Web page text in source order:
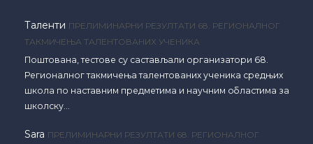
Таленти ПРЕЛИМИНАРНИ РЕЗУЛТАТИ 68. РЕГИОНАЛНОГ
ТАКМИЧЕЊА ТАЛЕНТОВАНИХ УЧЕНИКА
Поштована, тестове су састављали организатори 68.
Регионалног такмичења талентованих ученика средњих
школа по наставним предметима и научним областима за
школску…
Sara ПРЕЛИМИНАРНИ РЕЗУЛТАТИ 68. РЕГИОНАЛНОГ